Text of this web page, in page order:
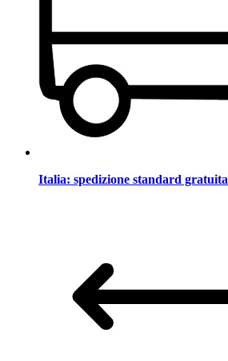
Italia: spedizione standard gratuita